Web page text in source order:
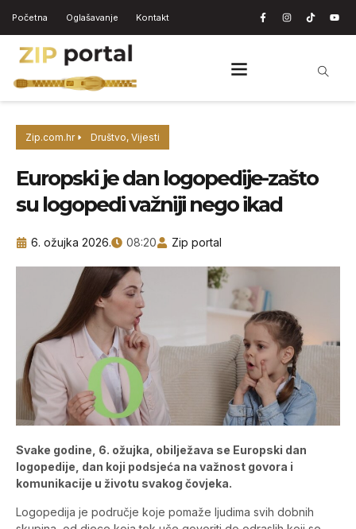
Početna Oglašavanje Kontakt
Zip.com.hr Društvo, Vijesti
Europski je dan logopedije-zašto
su logopedi važniji nego ikad
6. ožujka 2026. 08:20 Zip portal
Svake godine, 6. ožujka, obilježava se Europski dan
logopedije, dan koji podsjeća na važnost govora i
komunikacije u životu svakog čovjeka.
Logopedija je područje koje pomaže ljudima svih dobnih